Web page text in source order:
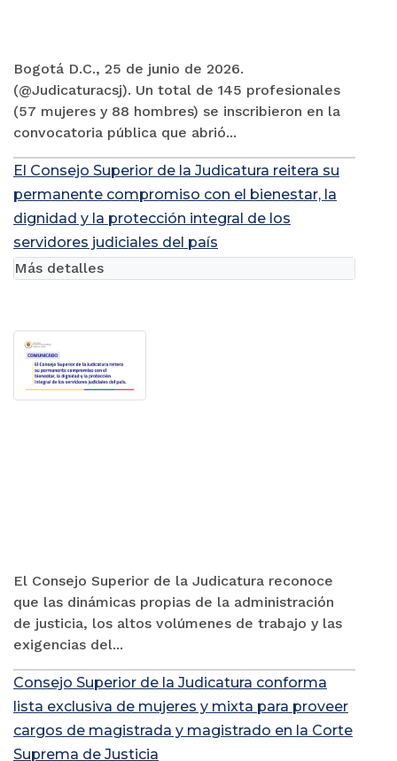
Bogotá D.C., 25 de junio de 2026.
(@Judicaturacsj). Un total de 145 profesionales
(57 mujeres y 88 hombres) se inscribieron en la
convocatoria pública que abrió...
El Consejo Superior de la Judicatura reitera su
permanente compromiso con el bienestar, la
dignidad y la protección integral de los
El Consejo Superior de la Judicatura reconoce
que las dinámicas propias de la administración
de justicia, los altos volúmenes de trabajo y las
exigencias del...
Consejo Superior de la Judicatura conforma
lista exclusiva de mujeres y mixta para proveer